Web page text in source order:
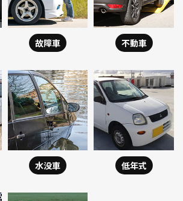
故障車 不動車
水没車 低年式